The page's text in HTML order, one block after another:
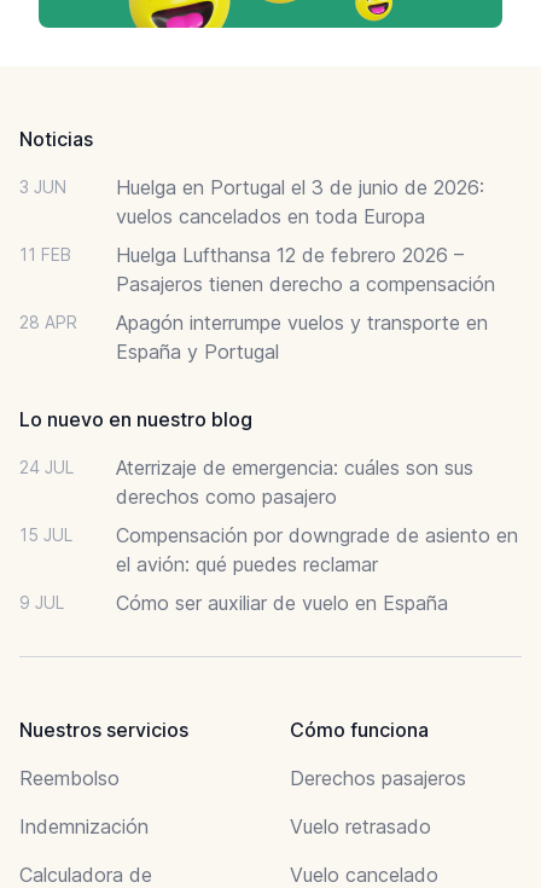
Noticias
3 JUN
Huelga en Portugal el 3 de junio de 2026:
vuelos cancelados en toda Europa
11 FEB
Huelga Lufthansa 12 de febrero 2026 –
Pasajeros tienen derecho a compensación
28 APR
Apagón interrumpe vuelos y transporte en
España y Portugal
Lo nuevo en nuestro blog
24 JUL
Aterrizaje de emergencia: cuáles son sus
derechos como pasajero
15 JUL
Compensación por downgrade de asiento en
el avión: qué puedes reclamar
9 JUL Cómo ser auxiliar de vuelo en España
Nuestros servicios
Reembolso
Indemnización
Calculadora de
Cómo funciona
Derechos pasajeros
Vuelo retrasado
Vuelo cancelado